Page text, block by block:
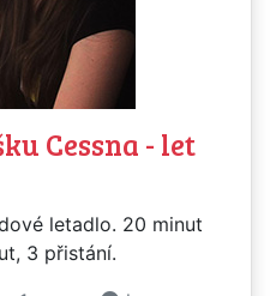
Cessna - let
letadlo. 20 minut
3 přistání.